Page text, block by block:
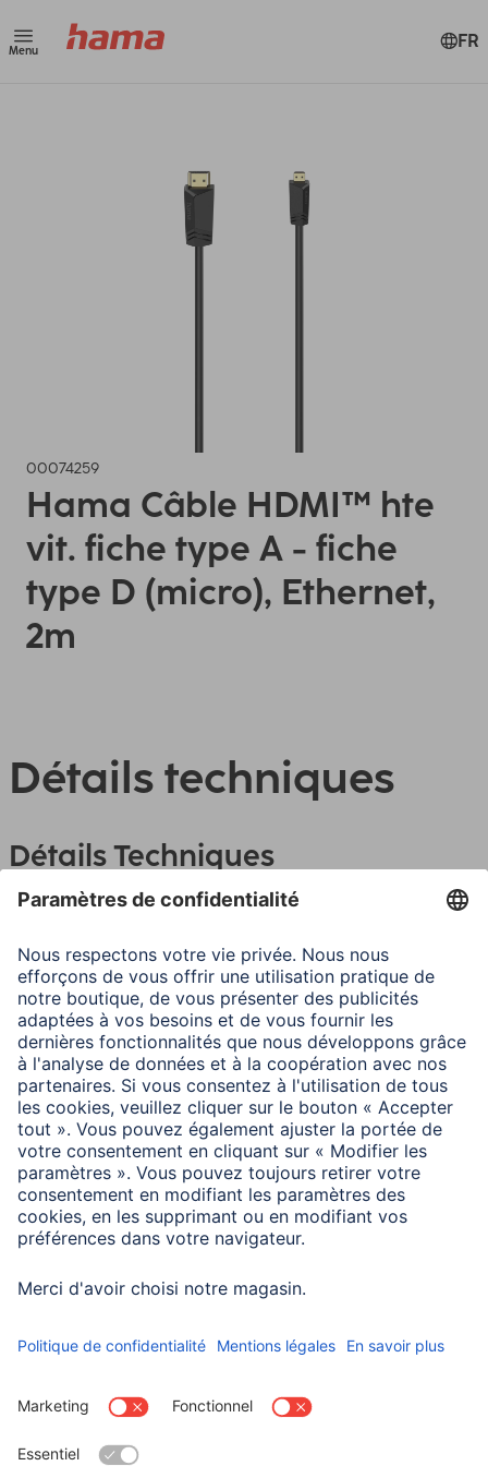
Menu FR
00074259
Hama Câble HDMI™ hte
vit. fiche type A - fiche
type D (micro), Ethernet,
2m
Détails techniques
Détails Techniques
Fonctions
supplémentaires
3D Transmission
Particularité Doré
Dimensions
Longueur 2 m